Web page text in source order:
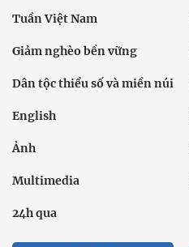
Tuần Việt Nam
Giảm nghèo bền vững
Dân tộc thiểu số và miền núi
English
Ảnh
Multimedia
24h qua